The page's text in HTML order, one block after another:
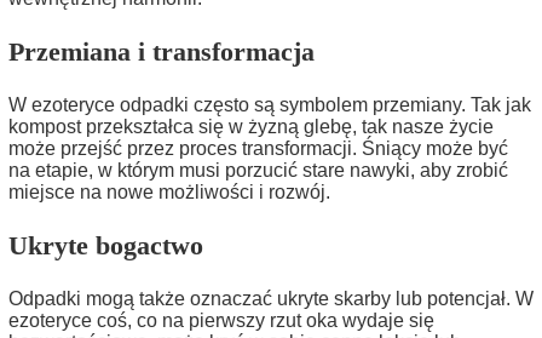
Przemiana i transformacja
W ezoteryce odpadki często są symbolem przemiany. Tak jak
kompost przekształca się w żyzną glebę, tak nasze życie
może przejść przez proces transformacji. Śniący może być
na etapie, w którym musi porzucić stare nawyki, aby zrobić
miejsce na nowe możliwości i rozwój.
Ukryte bogactwo
Odpadki mogą także oznaczać ukryte skarby lub potencjał. W
ezoteryce coś, co na pierwszy rzut oka wydaje się